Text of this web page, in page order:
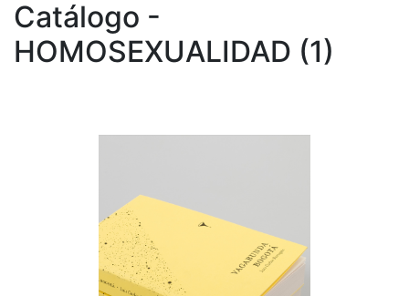
Catálogo -
HOMOSEXUALIDAD (1)